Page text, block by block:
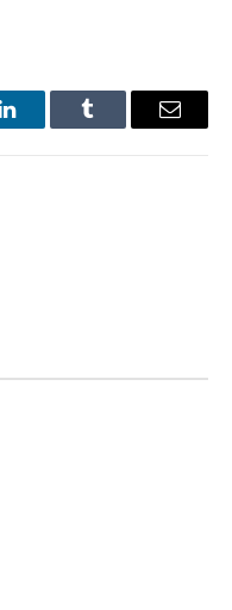
LinkedInTumblr Email